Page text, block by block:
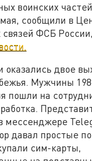
воинских
сообщили в
ФСБ России,
двое
Мужчины
пошли на
мессенджере
давал простые
сим-карты,